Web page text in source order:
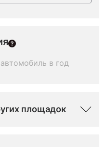
в год
площадок